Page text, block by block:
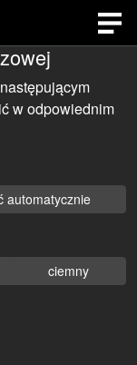
w odpowiednim
automatycznie
ciemny